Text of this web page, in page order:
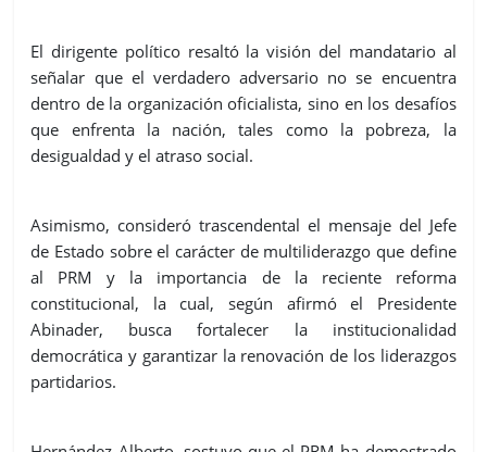
El dirigente político resaltó la visión del mandatario al
señalar que el verdadero adversario no se encuentra
dentro de la organización oficialista, sino en los desafíos
que enfrenta la nación, tales como la pobreza, la
desigualdad y el atraso social.
Asimismo, consideró trascendental el mensaje del Jefe
de Estado sobre el carácter de multiliderazgo que define
al PRM y la importancia de la reciente reforma
constitucional, la cual, según afirmó el Presidente
Abinader, busca fortalecer la institucionalidad
democrática y garantizar la renovación de los liderazgos
partidarios.